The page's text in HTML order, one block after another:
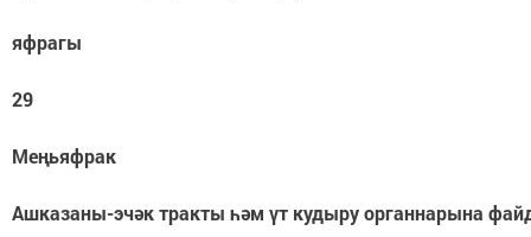
яфрагы
29
Меңьяфрак
Ашказаны-эчәк тракты һәм үт кудыру органнарына